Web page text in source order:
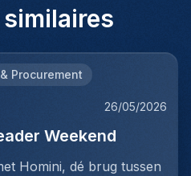
Procurement
26/05/2026
Weekend
Homini, dé brug tussen